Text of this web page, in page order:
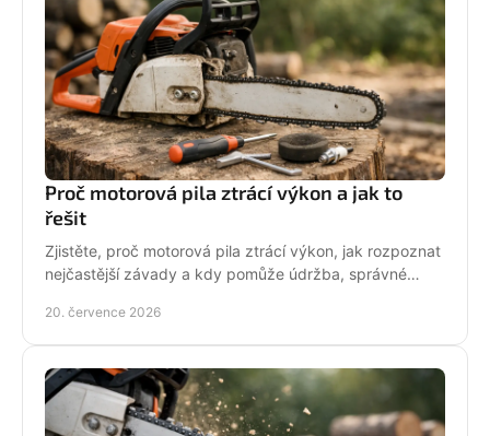
Proč motorová pila ztrácí výkon a jak to
řešit
Zjistěte, proč motorová pila ztrácí výkon, jak rozpoznat
nejčastější závady a kdy pomůže údržba, správné
20. července 2026